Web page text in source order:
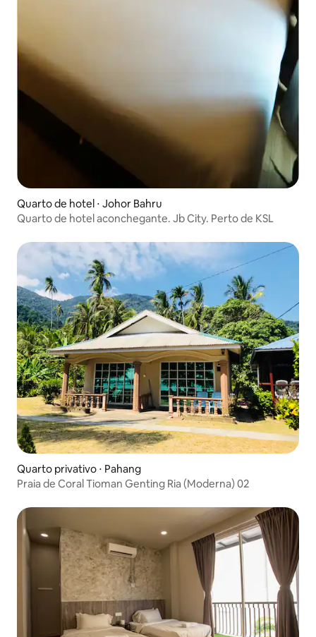
Quarto de hotel ⋅ Johor Bahru
Quarto de hotel aconchegante. Jb City. Perto de KSL
Quarto privativo ⋅ Pahang
Praia de Coral Tioman Genting Ria (Moderna) 02